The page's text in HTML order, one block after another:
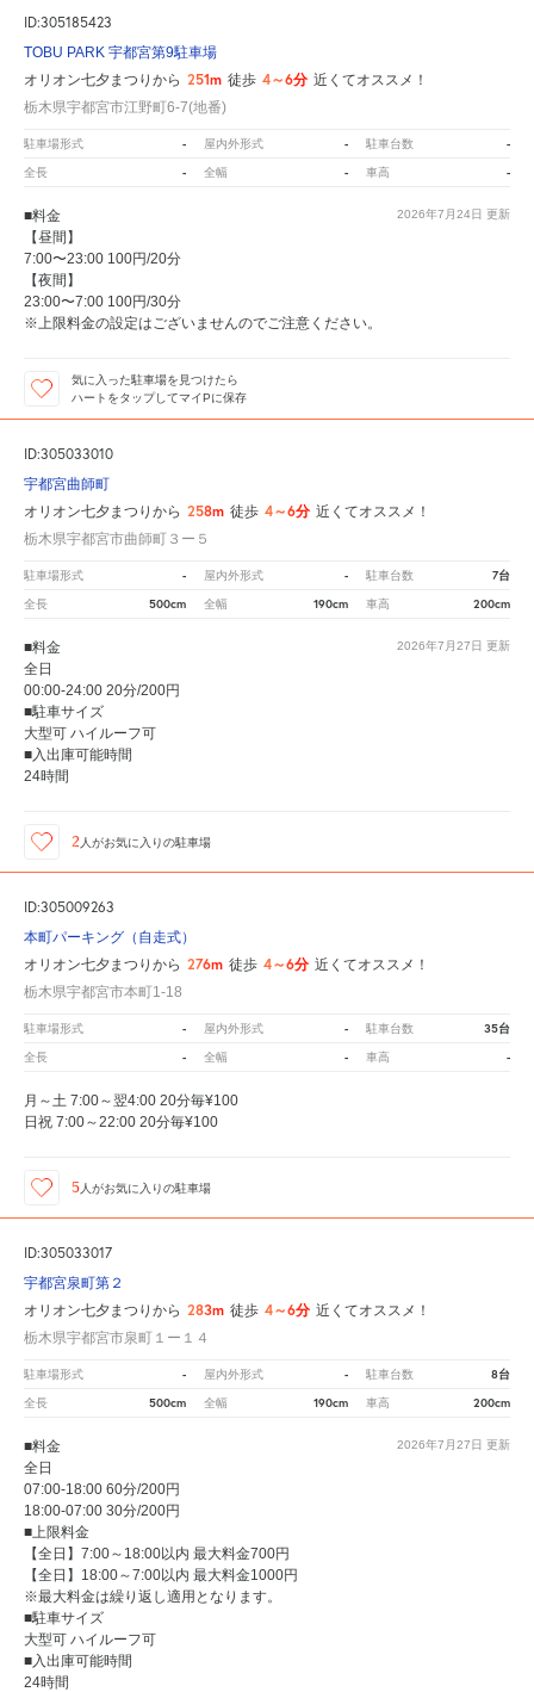
ID:305185423
TOBU PARK 宇都宮第9駐車場
オリオン七夕まつりから 251m 徒歩 4～6分 近くてオススメ！
栃木県宇都宮市江野町6-7(地番)
駐車場形式 - 屋内外形式 - 駐車台数 -
全長 - 全幅 - 車高 -
2026年7月24日 更新
■料金
【昼間】
7:00〜23:00 100円/20分
【夜間】
23:00〜7:00 100円/30分
※上限料金の設定はございませんのでご注意ください。
気に入った駐車場を見つけたら
ハートをタップしてマイPに保存
ID:305033010
宇都宮曲師町
オリオン七夕まつりから 258m 徒歩 4～6分 近くてオススメ！
栃木県宇都宮市曲師町３ー５
駐車場形式 - 屋内外形式 - 駐車台数 7台
全長 500cm 全幅 190cm 車高 200cm
2026年7月27日 更新
■料金
全日
00:00-24:00 20分/200円
■駐車サイズ
大型可 ハイルーフ可
■入出庫可能時間
24時間
2 人がお気に入りの駐車場
ID:305009263
本町パーキング（自走式）
オリオン七夕まつりから 276m 徒歩 4～6分 近くてオススメ！
栃木県宇都宮市本町1-18
駐車場形式 - 屋内外形式 - 駐車台数 35台
全長 - 全幅 - 車高 -
月～土 7:00～翌4:00 20分毎¥100
日祝 7:00～22:00 20分毎¥100
5 人がお気に入りの駐車場
ID:305033017
宇都宮泉町第２
オリオン七夕まつりから 283m 徒歩 4～6分 近くてオススメ！
栃木県宇都宮市泉町１ー１４
駐車場形式 - 屋内外形式 - 駐車台数 8台
全長 500cm 全幅 190cm 車高 200cm
2026年7月27日 更新
■料金
全日
07:00-18:00 60分/200円
18:00-07:00 30分/200円
■上限料金
【全日】7:00～18:00以内 最大料金700円
【全日】18:00～7:00以内 最大料金1000円
※最大料金は繰り返し適用となります。
■駐車サイズ
大型可 ハイルーフ可
■入出庫可能時間
24時間